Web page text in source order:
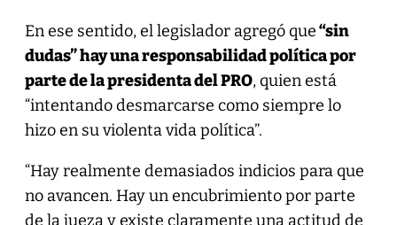
En ese sentido, el legislador agregó que“sin
dudas” hay una responsabilidad política por
parte de la presidenta del PRO, quien está
“intentando desmarcarse como siempre lo
hizo en su violenta vida política”.
“Hay realmente demasiados indicios para que
no avancen. Hay un encubrimiento por parte
de la jueza y existe claramente una actitud de